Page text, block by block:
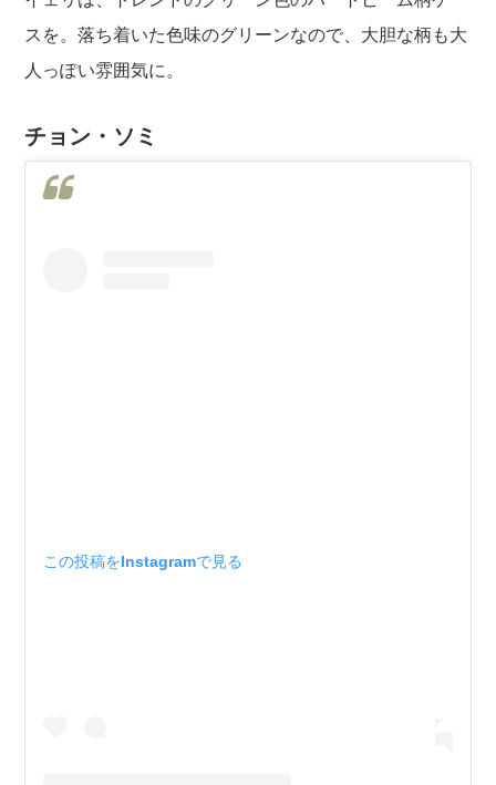
スを。落ち着いた色味のグリーンなので、大胆な柄も大
人っぽい雰囲気に。
チョン・ソミ
この投稿をInstagramで見る